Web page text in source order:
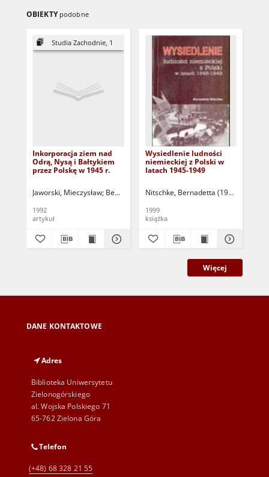
OBIEKTY podobne
Studia Zachodnie, 1
Inkorporacja ziem nad
Odrą, Nysą i Bałtykiem
przez Polskę w 1945 r.
Jaworski, Mieczysław Benyskiewicz, Joachim (1936-2011) - red.
1992
artykuł
Wysiedlenie ludności
niemieckiej z Polski w
latach 1945-1949
Nitschke, Bernadetta (1964- )
1999
książka
Więcej
DANE KONTAKTOWE
Adres
Biblioteka Uniwersytetu
Zielonogórskiego
al. Wojska Polskiego 71
65-762 Zielona Góra
Telefon
(+48) 68 328 21 55